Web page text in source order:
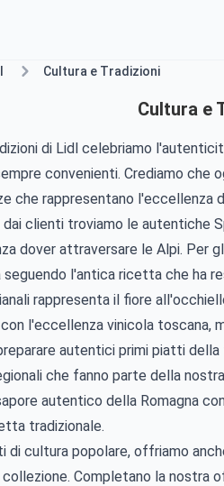
Cultura e Tradizioni
Cultura e
di Lidl celebriamo
convenienti. Crediamo
che rappresentano l'eccellenza
clienti troviamo le autentiche
dover attraversare le Alpi. Per
l'antica ricetta che ha
rappresenta il fiore
l'eccellenza vinicola toscana,
autentici primi piatti
che fanno parte della
autentico della Romagna
tradizionale.
di cultura popolare, offriamo
Completano la